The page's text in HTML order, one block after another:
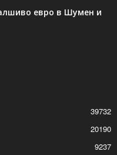
евро в Шумен и
39732
20190
9237